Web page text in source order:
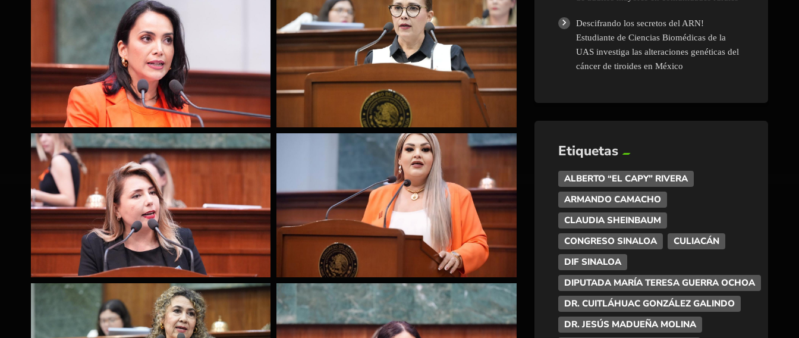
Descifrando los secretos del ARN!
Estudiante de Ciencias Biomédicas de la
UAS investiga las alteraciones genéticas del
cáncer de tiroides en México
Etiquetas
ALBERTO “EL CAPY” RIVERA
ARMANDO CAMACHO
CLAUDIA SHEINBAUM
CONGRESO SINALOA
CULIACÁN
DIF SINALOA
DIPUTADA MARÍA TERESA GUERRA OCHOA
DR. CUITLÁHUAC GONZÁLEZ GALINDO
DR. JESÚS MADUEÑA MOLINA